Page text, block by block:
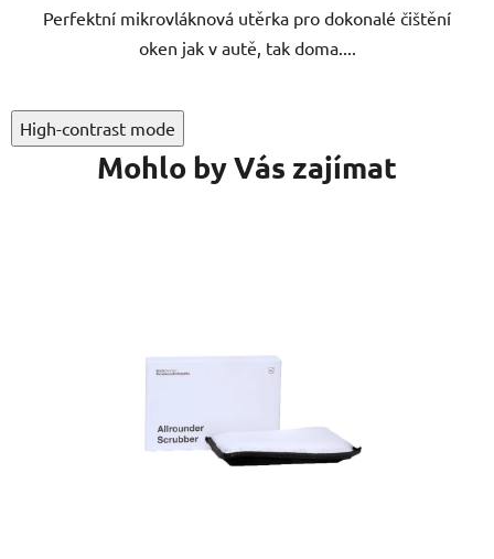
hvězdiček.
Perfektní mikrovláknová utěrka pro dokonalé čištění
oken jak v autě, tak doma....
High-contrast mode
Mohlo by Vás zajímat